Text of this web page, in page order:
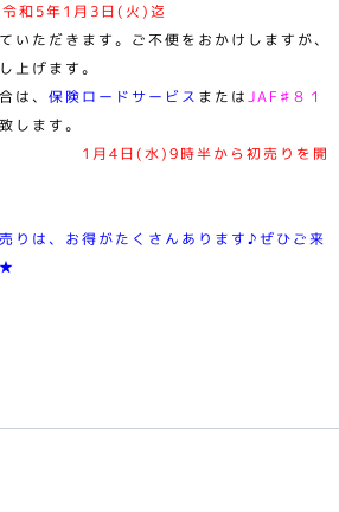
和5年1月3日(火)迄
いただきます。ご不便をおかけしますが、
上げます。
は、 保険ロードサービス またはJAF♯８１
します。
時半から初売りを開
りは、お得がたくさんあります♪ぜひご来
★